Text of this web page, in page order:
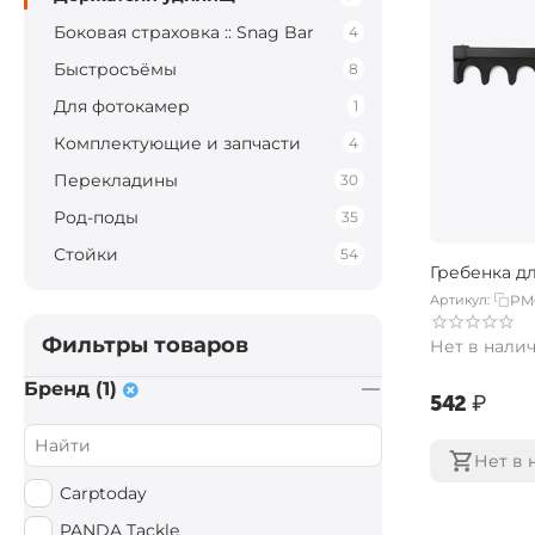
Гребенка
Артикул:
Нет в
‍542‍ ₽
Нет в
Боковая страховка :: Snag Bar 4
Быстросъёмы 8
Для фотокамер 1
Комплектующие и запчасти 4
Перекладины 30
Род-поды 35
Стойки 54
Фильтры товаров
Бренд (1)
Carptoday
PANDA Tackle